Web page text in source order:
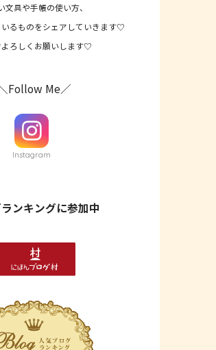
文具や手帳の使い方、
るものをシェアしていきます♡
よろしくお願いします♡
Follow Me／
Instagram
ンキングに参加中